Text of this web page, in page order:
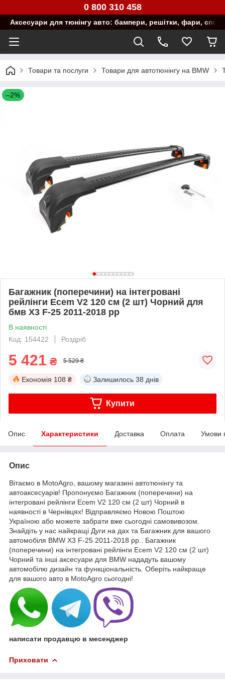
0 800 310 458
Аксесуари для тюнінгу авто: бампери, решітки, фари,
Товари та послуги Товари для автотюнінгу на BMW
–2%
Багажник (поперечини) на інтегровані
рейлінги Ecem V2 120 см (2 шт) Чорний для
бмв X3 F-25 2011-2018 рр
В наявності
Код: 154422
Роздріб
5 421 ₴ 5 529 ₴
Економія 108 ₴ Залишилось 38 днів
Купити
Опис Характеристики Доставка Оплата Умови
Опис
Вітаємо в MotoAgro, вашому магазині автотюнінгу та
автоаксесуарів! Пропонуємо Багажник (поперечини) на
інтегровані рейлінги Ecem V2 120 см (2 шт) Чорний в
наявності в Чернівцях! Відправляємо Новою Поштою
Україною або можете забрати вже сьогодні самовивозом.
Знайдіть у нас найкращі Дуги на дах та Багажник для вашого
автомобіля BMW X3 F-25 2011-2018 рр.. Багажник
(поперечини) на інтегровані рейлінги Ecem V2 120 см (2 шт)
Чорний та інші аксесуари для BMW нададуть вашому
автомобілю дизайн та функціональність. Оберіть найкраще
для вашого авто в MotoAgro сьогодні!
написати продавцю в месенджер
Приховати